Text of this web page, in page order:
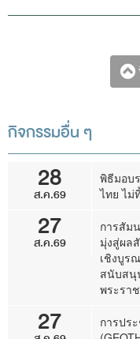
กิจกรรมอื่น ๆ
28
ส.ค.69
พิธีมอบ
ไทย ไม่
27
ส.ค.69
การสัม
มุ่งสู่ผล
เชิงบูร
สนับสนุ
พระรา
27
การปร